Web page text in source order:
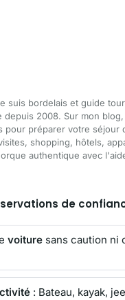
suis bordelais et guide
depuis 2008. Sur mon
pour préparer votre séjour
shopping, hôtels,
authentique avec
de
voiture sans caution ni
: Bateau, kayak,